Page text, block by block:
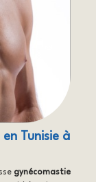
Tunisie à
gynécomastie